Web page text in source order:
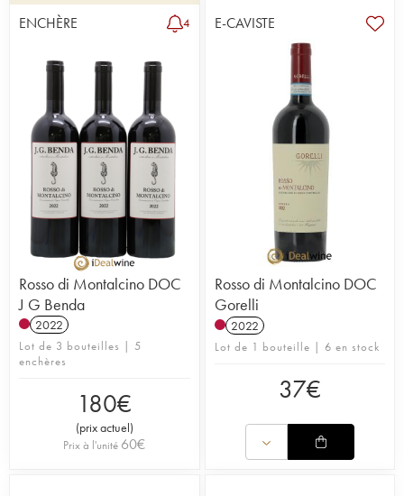
ENCHÈRE 4
Rosso di Montalcino DOC
J G Benda
2022
Lot de 3 bouteilles | 5
enchères
180€
(prix actuel)
Prix à l'unité 60€
E-CAVISTE
Rosso di Montalcino DOC
Gorelli
2022
Lot de 1 bouteille | 6 en stock
37€